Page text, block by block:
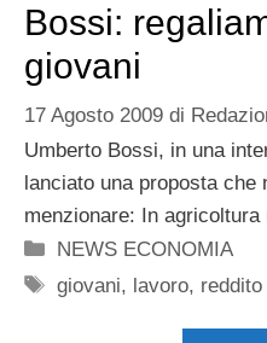
Bossi:
giovani
17 Agosto 2009 di
Umberto Bossi, in una
lanciato una proposta
menzionare: In
Categorie
NEWS ECONOMIA
Tag
giovani, lavoro, reddito